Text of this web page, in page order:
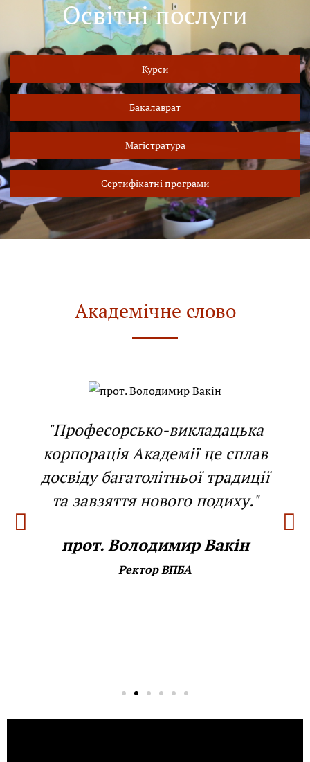
Освітні послуги
Курси
Бакалаврат
Магістратура
Сертифікатні програми
Академічне слово
"Професорсько-викладацька
корпорація Академії це сплав
досвіду багатолітньої традиції
та завзяття нового подиху."
прот. Володимир Вакін
Ректор ВПБА